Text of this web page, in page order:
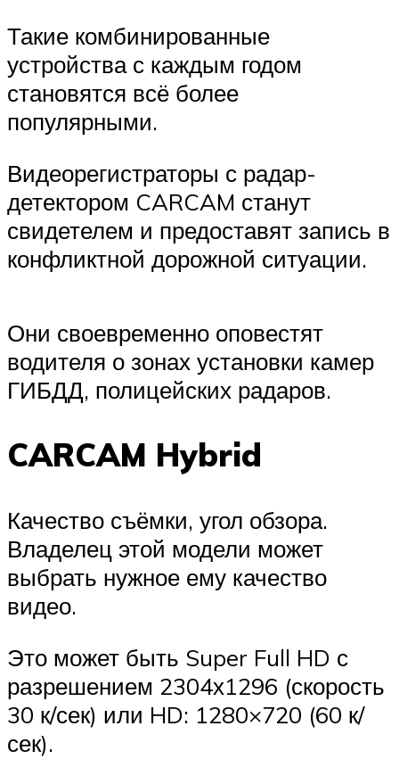
Такие комбинированные
устройства с каждым годом
становятся всё более
популярными.
Видеорегистраторы с радар-
детектором CARCAM станут
свидетелем и предоставят запись в
конфликтной дорожной ситуации.
Они своевременно оповестят
водителя о зонах установки камер
ГИБДД, полицейских радаров.
CARCAM Hybrid
Качество съёмки, угол обзора.
Владелец этой модели может
выбрать нужное ему качество
видео.
Это может быть Super Full HD с
разрешением 2304х1296 (скорость
30 к/сек) или HD: 1280×720 (60 к/
сек).